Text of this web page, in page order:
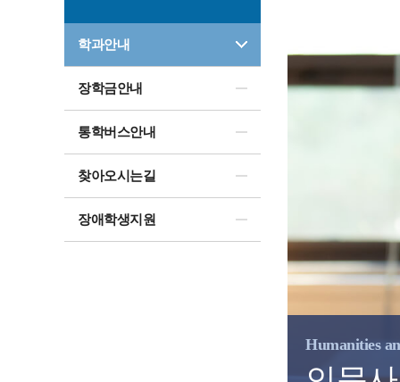
학과안내
장학금안내
통학버스안내
찾아오시는길
장애학생지원
Humanities